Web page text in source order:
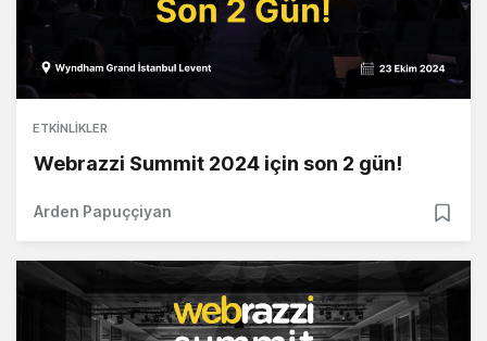
ETKINLIKLER
Webrazzi Summit 2024 için son 2 gün!
Arden Papuççiyan